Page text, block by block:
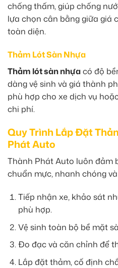
chống thấm, giúp chống
lựa chọn cân bằng giữa giá
toàn diện.
Thảm Lót Sàn Nhựa
Thảm lót sàn nhựacó độ
dàng vệ sinh và giá thành
phù hợp cho xe dịch vụ
chi phí.
Quy Trình Lắp Đặt
Phát Auto
Thành Phát Auto luôn đảm
chuẩn mực, nhanh chóng
Tiếp nhận xe, khảo sát
phù hợp.
Vệ sinh toàn bộ bề mặt
Đo đạc và căn chỉnh để
Lắp đặt thảm, cố định